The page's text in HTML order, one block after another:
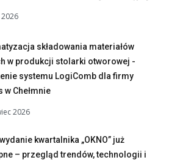
składowania materiałów
w produkcji stolarki otworowej -
systemu LogiComb dla firmy
w Chełmnie
2026
kwartalnika „OKNO” już
– przegląd trendów, technologii i